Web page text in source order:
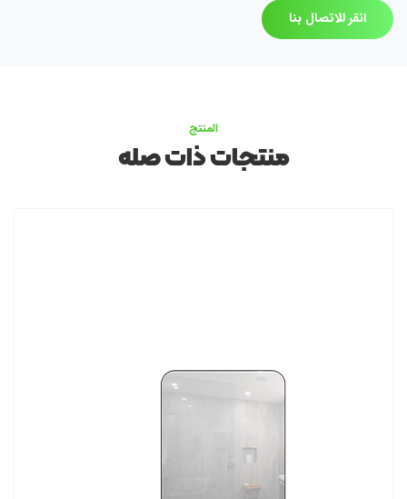
انقر للاتصال بنا
المنتج
منتجات ذات صله